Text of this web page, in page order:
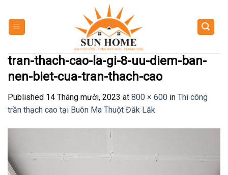
content
tran-thach-cao-la-gi-8-uu-diem-ban-
nen-biet-cua-tran-thach-cao
Published 14 Tháng mười, 2023 at 800 × 600 in Thi công
trần thạch cao tại Buôn Ma Thuột Đăk Lăk